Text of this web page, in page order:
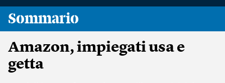
Sommario
Amazon, impiegati usa e
getta